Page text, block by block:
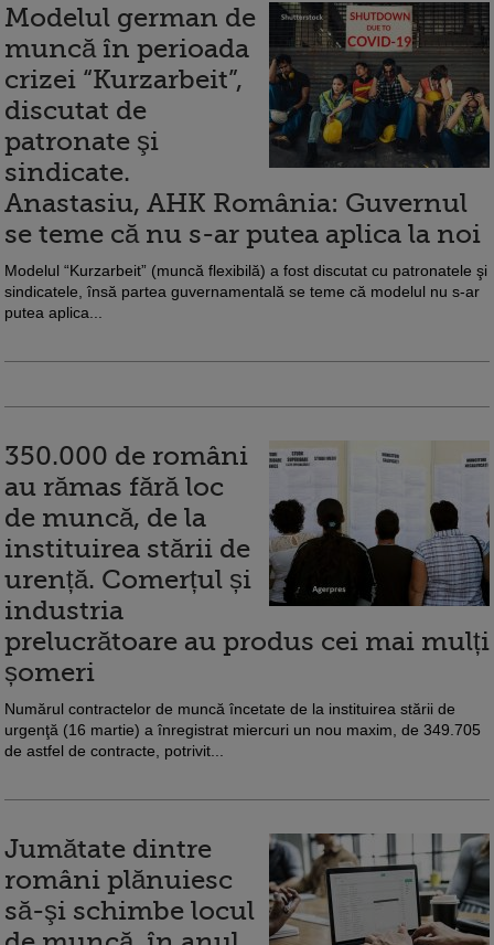
Modelul german de
muncă în perioada
crizei “Kurzarbeit”,
discutat de
patronate şi
sindicate.
Anastasiu, AHK România: Guvernul
se teme că nu s-ar putea aplica la noi
Modelul “Kurzarbeit” (muncă flexibilă) a fost discutat cu patronatele şi
sindicatele, însă partea guvernamentală se teme că modelul nu s-ar
putea aplica...
350.000 de români
au rămas fără loc
de muncă, de la
instituirea stării de
urență. Comerțul și
industria
prelucrătoare au produs cei mai mulți
șomeri
Numărul contractelor de muncă încetate de la instituirea stării de
urgenţă (16 martie) a înregistrat miercuri un nou maxim, de 349.705
de astfel de contracte, potrivit...
Jumătate dintre
români plănuiesc
să-şi schimbe locul